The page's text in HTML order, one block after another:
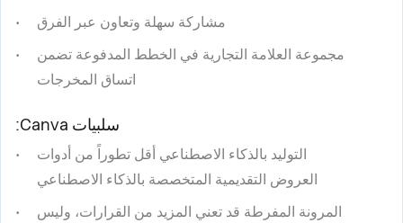
مشاركة سهلة وتعاون عبر الفرق
مجموعة العلامة التجارية في الخطط المدفوعة تضمن
اتساق المخرجات
سلبيات Canva:
التوليد بالذكاء الاصطناعي أقل تطوراً من أدوات
العروض التقديمية المتخصصة بالذكاء الاصطناعي
المرونة المفرطة قد تعني المزيد من القرارات، وليس